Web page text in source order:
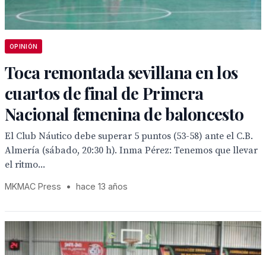
OPINIÓN
Toca remontada sevillana en los
cuartos de final de Primera
Nacional femenina de baloncesto
El Club Náutico debe superar 5 puntos (53-58) ante el C.B.
Almería (sábado, 20:30 h). Inma Pérez: Tenemos que llevar
el ritmo...
MKMAC Press • hace 13 años